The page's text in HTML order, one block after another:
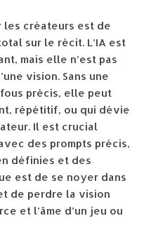
les créateurs est de
sur le récit. L’IA est
mais elle n’est pas
vision. Sans une
précis, elle peut
répétitif, ou qui dévie
Il est crucial
des prompts précis,
définies et des
est de se noyer dans
de perdre la vision
et l’âme d’un jeu ou